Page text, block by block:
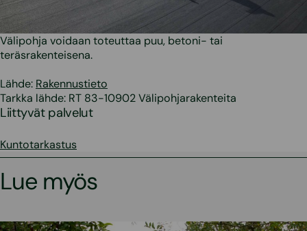
Välipohja voidaan toteuttaa puu, betoni- tai
teräsrakenteisena.
Lähde: Rakennustieto
Tarkka lähde: RT 83-10902 Välipohjarakenteita
Liittyvät palvelut
Kuntotarkastus
Lue myös